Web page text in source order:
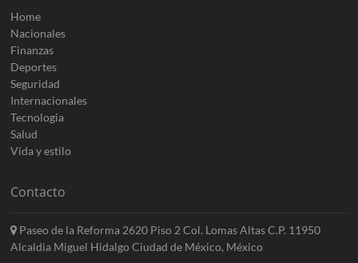
Home
Nacionales
Finanzas
Deportes
Seguridad
Internacionales
Tecnologia
Salud
Vida y estilo
Contacto
Paseo de la Reforma 2620 Piso 2 Col. Lomas Altas C.P. 11950
Alcaldia Miguel Hidalgo Ciudad de México, México